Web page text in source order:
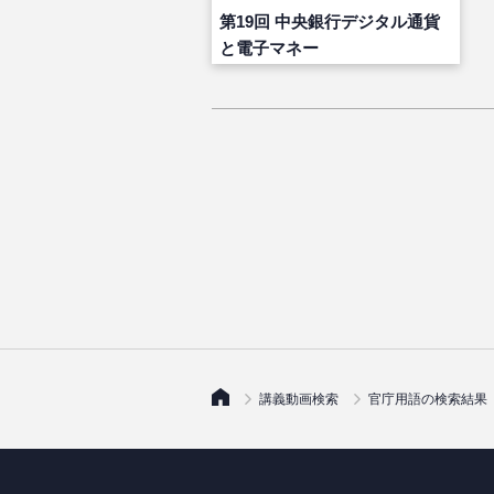
第19回 中央銀行デジタル通貨
と電子マネー
講義動画検索 官庁用語の検索結果